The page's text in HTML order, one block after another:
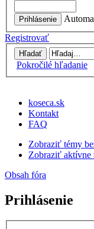
Registrovať
Pokročilé hľadanie
koseca.sk
Kontakt
FAQ
Zobraziť témy
Zobraziť aktívne
Obsah fóra
Prihlásenie